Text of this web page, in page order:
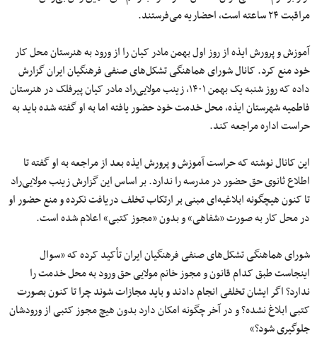
مراقبت ۲۴ ساعته است، احضاریه می‌فرستند.
آموزش و پرورش ایذه از روز اول بهمن مادر کیان را از ورود به هنرستان محل کار
خود منع کرد. کانال شورای هماهنگی تشکل‌های صنفی فرهنگیان ایران گزارش
داده که روز شنبه یک بهمن ۱۴۰۱، زینب مولایی‌راد مادر کیان پیرفلک در هنرستان
فاطمیه شهرستان ایذه، محل خدمت خود حضور یافته اما به او گفته شده باید به
حراست اداره مراجعه کند.
این کانال نوشته که حراست آموزش و پرورش ایذه بعد از مراجعه به او گفته تا
اطلاع ثانوی حق حضور در مدرسه را ندارد. بر اساس این گزارش زینب مولایی‌راد
تا کنون هیچگونه ابلاغیه‌ای مبنی‌ بر ارتکاب تخلف دریافت نکرده و منع حضور او
در محل کار به‌ صورت «شفاهی» و بدون «مجوز کتبی» اعلام شده است.
شورای هماهنگی تشکل‌های صنفی فرهنگیان ایران تأکید کرده که «سوال
اینجاست طبق کدام قانون و مجوز خانم مولایی حق ورود به محل خدمت را
ندارد؟ اگر ایشان تخلفی انجام دادند و باید مجازات شوند چرا تا کنون بصورت
کتبی ابلاغ نشده؟ و در آخر چگونه امکان دارد بدون هیچ مجوز کتبی از ورودشان
جلوگیری شود؟»